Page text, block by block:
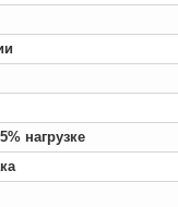
нагрузке